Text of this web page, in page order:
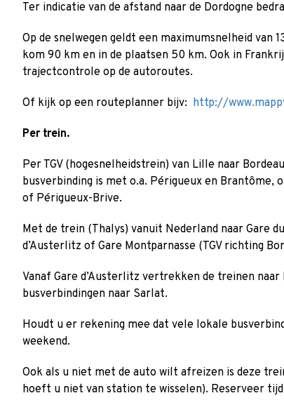
Ter indicatie van de afstand naar de Dordogne
Op de snelwegen geldt een maximumsnelheid van
kom 90 km en in de plaatsen 50 km. Ook in
trajectcontrole op de autoroutes.
Of kijk op een routeplanner bijv: http://
Per trein.
Per TGV (hogesnelheidstrein) van Lille naar
busverbinding is met o.a. Périgueux en Brantôme,
of Périgueux-Brive.
Met de trein (Thalys) vanuit Nederland naar Gare
d’Austerlitz of Gare Montparnasse (TGV richting
Vanaf Gare d’Austerlitz vertrekken de treinen
busverbindingen naar Sarlat.
Houdt u er rekening mee dat vele lokale
weekend.
Ook als u niet met de auto wilt afreizen is deze
hoeft u niet van station te wisselen). Reserveer